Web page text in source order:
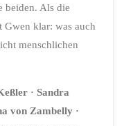
beiden. Als die
Gwen klar: was auch
menschlichen
· Sandra
von Zambelly ·